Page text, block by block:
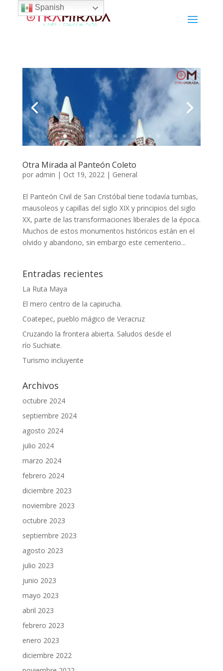
Otra Mirada al Panteón Coleto
por admin | Oct 19, 2022| General
El Panteón Civil de San Cristóbal tiene todavía tumbas,
mausoleos y capillas del siglo XIX y principios del siglo
XX, parte de las transformaciones liberales de la época.
Muchos de estos monumentos históricos están en el
olvido y abandono, sin embargo este cementerio...
Entradas recientes
La Ruta Maya
El mero centro de la capirucha.
Coatepec, pueblo mágico de Veracruz
Cruzando la frontera abierta. Saludos desde el
río Suchiate.
Turismo incluyente
Archivos
octubre 2024
septiembre 2024
agosto 2024
julio 2024
marzo 2024
febrero 2024
diciembre 2023
noviembre 2023
octubre 2023
septiembre 2023
agosto 2023
julio 2023
junio 2023
mayo 2023
abril 2023
febrero 2023
enero 2023
diciembre 2022
Spanish